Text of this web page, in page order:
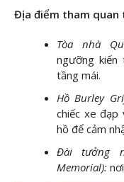
Địa điểm tham quan
Tòa nhà
ngưỡng
tầng mái.
Hồ Burley
chiếc xe đạp
hồ để cảm
Đài tưởng
Memorial):